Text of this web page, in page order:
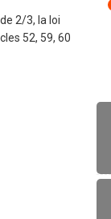
2/3, la loi
52, 59, 60